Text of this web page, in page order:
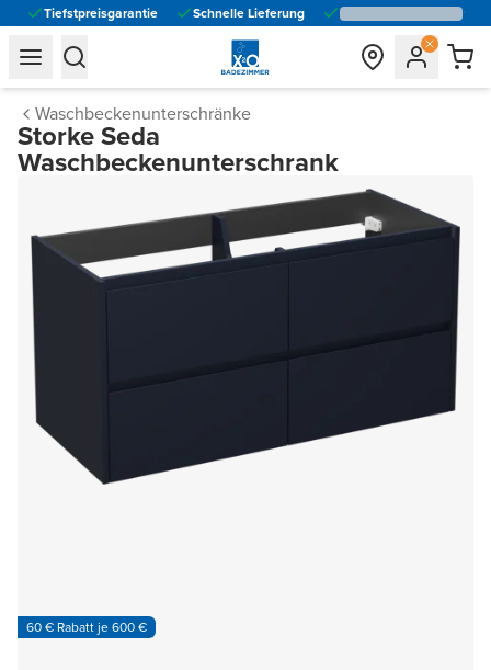
Tiefstpreisgarantie Schnelle Lieferung
general.navigation.toggle_menu.label
general.navigation.toggle_menu.label
Waschbeckenunterschränke
Storke Seda
Waschbeckenunterschrank
60 € Rabatt je 600 €